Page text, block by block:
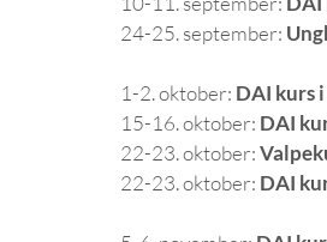
24-25. september:
1-2. oktober: DAI kurs
15-16. oktober: DAI
22-23. oktober:
22-23. oktober: DAI